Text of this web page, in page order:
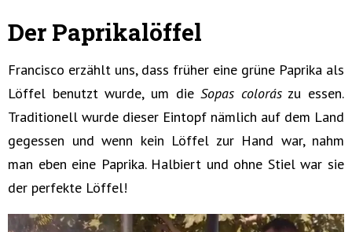
Der Paprikalöffel
Francisco erzählt uns, dass früher eine grüne Paprika als
Löffel benutzt wurde, um dieSopas colorászu essen.
Traditionell wurde dieser Eintopf nämlich auf dem Land
gegessen und wenn kein Löffel zur Hand war, nahm
man eben eine Paprika. Halbiert und ohne Stiel war sie
der perfekte Löffel!